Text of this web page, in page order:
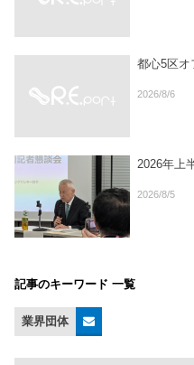
都心5区オ
2026/8/6
2026年上
2026/8/5
記事のキーワード 一覧
業界団体